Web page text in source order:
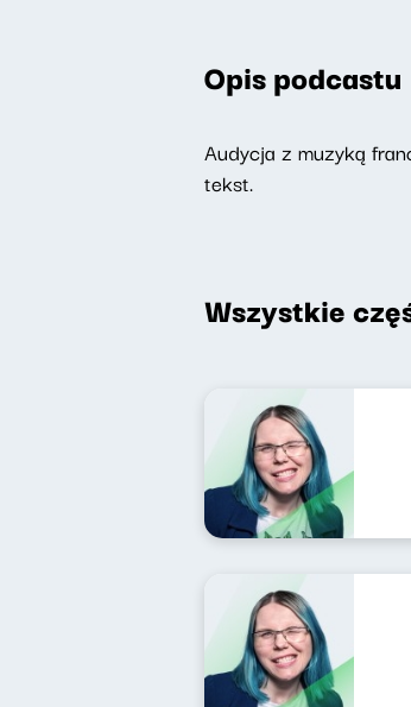
Opis podcastu
Audycja z muzyką
tekst.
Wszystkie